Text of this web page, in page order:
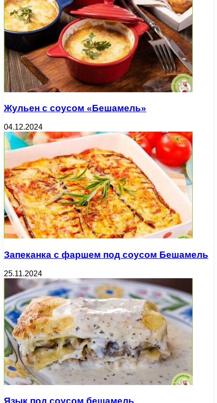
Жульен с соусом «Бешамель»
04.12.2024
Запеканка с фаршем под соусом Бешамель
25.11.2024
Язык под соусом бешамель